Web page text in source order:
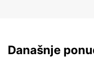
Današnje